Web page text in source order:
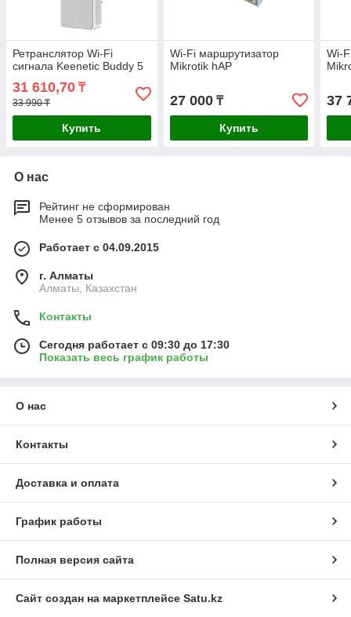
Ретранслятор Wi-Fi
сигнала Keenetic Buddy 5
31 610,70 ₸
33 990 ₸
Купить
Wi-Fi маршрутизатор
Mikrotik hAP
27 000₸
Купить
Wi-
37
О нас
Рейтинг не сформирован
Менее 5 отзывов за последний год
Работает с 04.09.2015
г. Алматы
Алматы, Казахстан
Контакты
Сегодня работает с 09:30 до 17:30
Показать весь график работы
О нас
Контакты
Доставка и оплата
График работы
Полная версия сайта
Сайт создан на маркетплейсе Satu.kz